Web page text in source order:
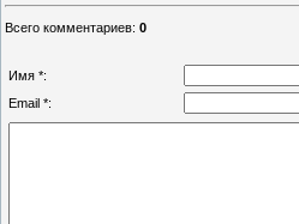
Всего комментариев: 0
Имя *:
Email *: